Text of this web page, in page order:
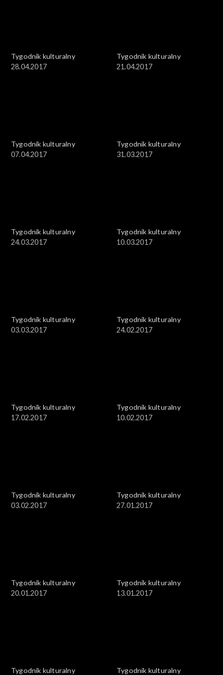
Tygodnik kulturalny
28.04.2017
Tygodnik kulturalny
21.04.2017
Tygodnik kulturalny
07.04.2017
Tygodnik kulturalny
31.03.2017
Tygodnik kulturalny
24.03.2017
Tygodnik kulturalny
10.03.2017
Tygodnik kulturalny
03.03.2017
Tygodnik kulturalny
24.02.2017
Tygodnik kulturalny
17.02.2017
Tygodnik kulturalny
10.02.2017
Tygodnik kulturalny
03.02.2017
Tygodnik kulturalny
27.01.2017
Tygodnik kulturalny
20.01.2017
Tygodnik kulturalny
13.01.2017
Tygodnik kulturalny
Tygodnik kulturalny